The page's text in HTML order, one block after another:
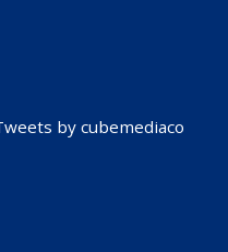
by cubemediaco